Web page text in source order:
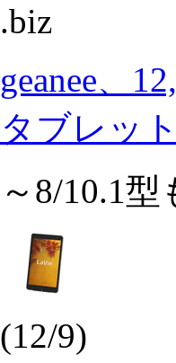
.biz
geanee、
タブレッ
～8/10.1型
(12/9)